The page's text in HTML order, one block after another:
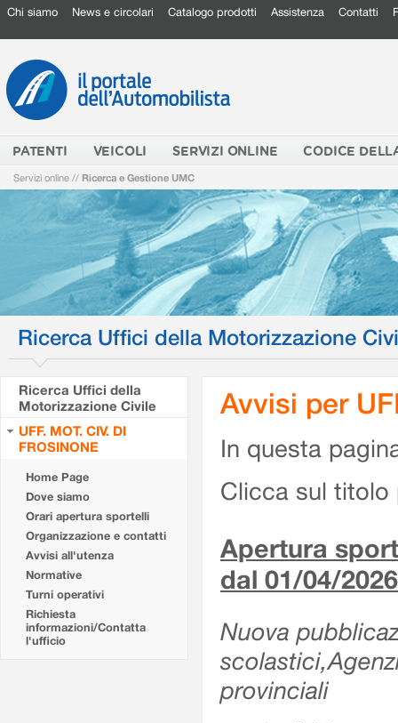
Chi siamo News e circolari Catalogo prodotti Assistenza Contatti
PATENTI VEICOLI SERVIZI ONLINE CODICE
Servizi online // Ricerca e Gestione UMC
Ricerca Uffici della Motorizzazione
Ricerca Uffici della
Motorizzazione Civile
UFF. MOT. CIV. DI
FROSINONE
Home Page
Dove siamo
Orari apertura sportelli
Organizzazione e contatti
Avvisi all'utenza
Normative
Turni operativi
Richiesta
informazioni/Contatta
l'ufficio
Avvisi per
In questa
Clicca sul titolo
Apertura
dal 01/04/2026
Nuova
provinciali